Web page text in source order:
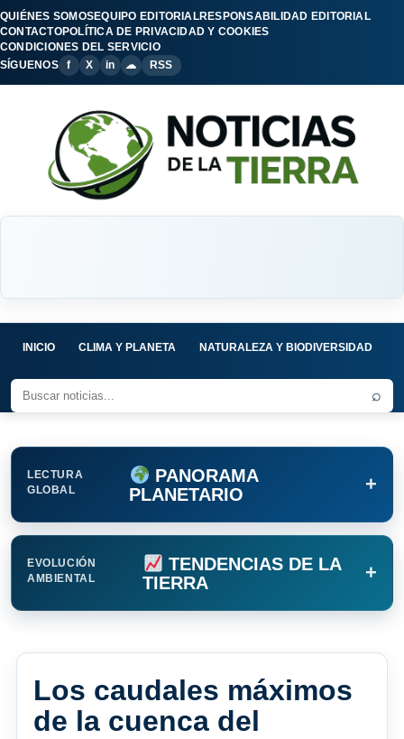
QUIÉNES SOMOSEQUIPO EDITORIALRESPONSABILIDAD EDITORIAL
CONTACTOPOLÍTICA DE PRIVACIDAD Y COOKIES
CONDICIONES DEL SERVICIO
SÍGUENOS
f X in ☁ RSS
INICIO CLIMA Y PLANETA NATURALEZA Y BIODIVERSIDAD
⌕
LECTURA
GLOBAL
PANORAMA
PLANETARIO
+
EVOLUCIÓN
AMBIENTAL
TENDENCIAS DE LA
TIERRA
+
Los caudales máximos
de la cuenca del